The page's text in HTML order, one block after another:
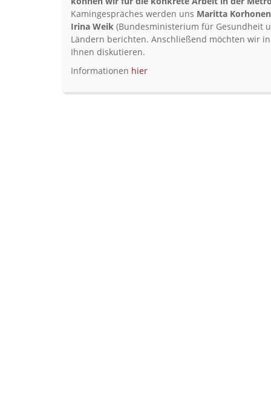
Kamingespräches werden uns Maritta Korhonen
Irina Weik (Bundesministerium für Gesundheit
Ländern berichten. Anschließend möchten wir
Ihnen diskutieren.
Informationen hier